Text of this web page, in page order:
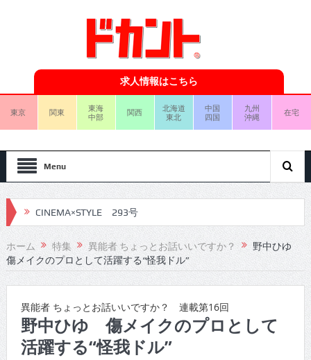
求人情報はこちら
東京 関東
東海
中部
関西
北海道
東北
中国
四国
九州
沖縄
在宅
Menu
CINEMA×STYLE 292号
CINEMA×STYLE 291号
CINEMA×STYLE 290号
CINEMA×STYLE 288号
CINEMA×STYLE 287号
ホーム 特集 異能者 ちょっとお話いいですか？
野中ひゆ
傷メイクのプロとして活躍する“怪我ドル”
異能者 ちょっとお話いいですか？ 連載第16回
野中ひゆ 傷メイクのプロとして
活躍する“怪我ドル”